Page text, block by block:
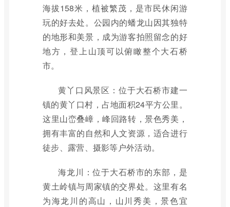
海拔158米，植被繁茂，是市民休闲游
玩的好去处。公园内的蟠龙山因其独特
的地形和美景，成为游客拍照留念的好
地方，登上山顶可以俯瞰整个大石桥
市。
黄丫口风景区：位于大石桥市建一
镇的黄丫口村，占地面积24平方公里。
这里山峦叠嶂，峰回路转，景色秀美，
拥有丰富的自然和人文资源，适合进行
徒步、露营、摄影等户外活动。
海龙川：位于大石桥市的东部，是
黄土岭镇与周家镇的交界处。这里有名
为海龙川的高山，山川秀美，景色宜